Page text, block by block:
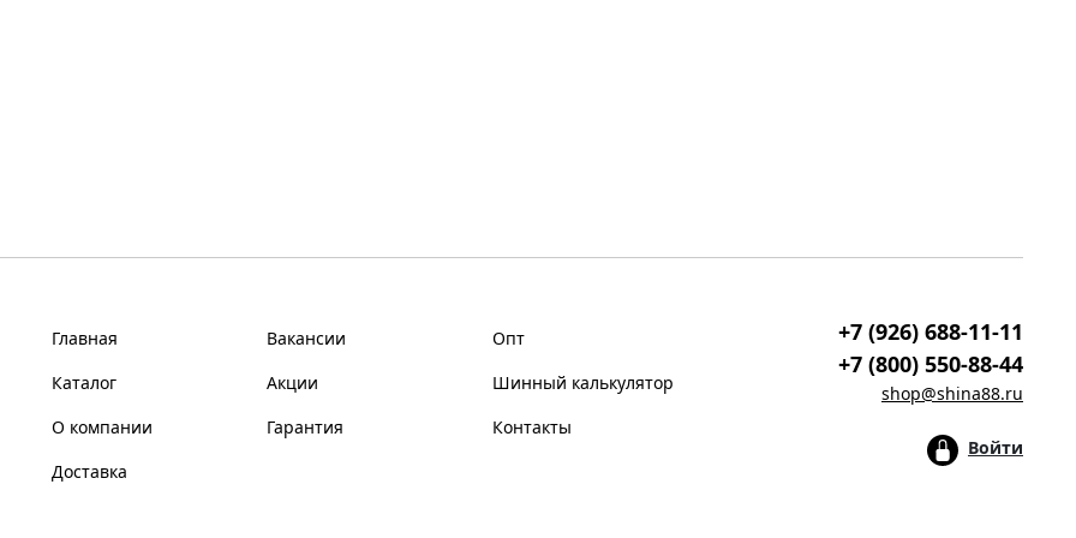
Главная
Каталог
О компании
Доставка
Вакансии
Акции
Гарантия
Опт
Шинный калькулятор
Контакты
+7 (926) 688-11-11
+7 (800) 550-88-44
shop@shina88.ru
Войти